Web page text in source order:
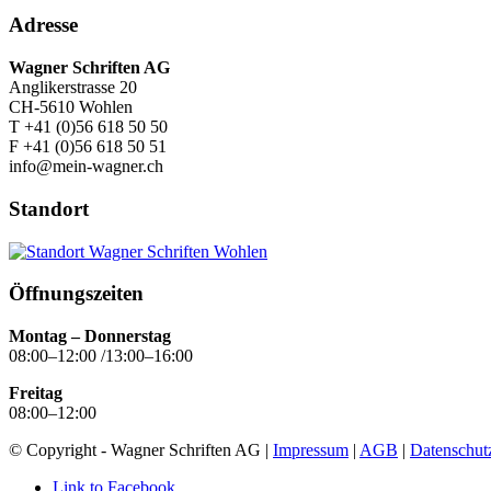
Adresse
Wagner Schriften AG
Anglikerstrasse 20
CH-5610 Wohlen
T +41 (0)56 618 50 50
F +41 (0)56 618 50 51
info@mein-wagner.ch
Standort
Öffnungszeiten
Montag – Donnerstag
08:00–12:00 /13:00–16:00
Freitag
08:00–12:00
© Copyright - Wagner Schriften AG | Impressum | AGB |
Link to Facebook